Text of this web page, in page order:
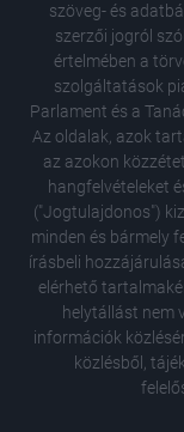
szöveg- és
szerzői jogról
értelmében a
szolgáltatások
Parlament és a
Az oldalak, azok
az azokon
hangfelvételeket
("Jogtulajdonos")
minden és bármely
írásbeli
elérhető
helytállást nem
információk
közlésből,